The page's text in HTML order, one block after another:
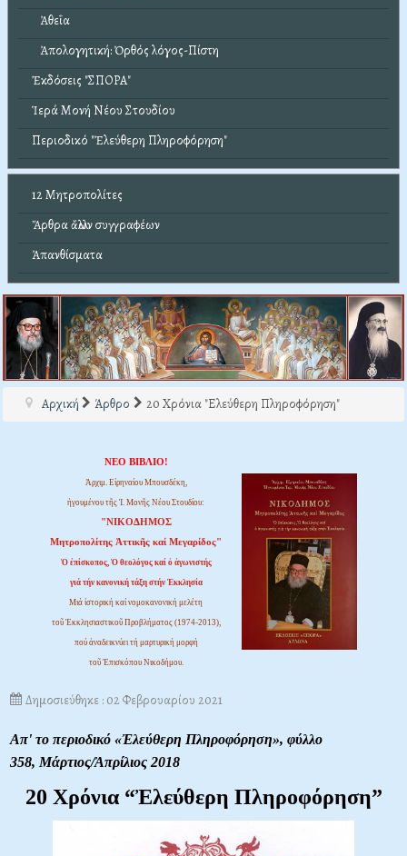
Ἀθεΐα
Ἀπολογητική: Ὀρθός λόγος-Πίστη
Ἐκδόσεις "ΣΠΟΡΑ"
Ἱερά Μονή Νέου Στουδίου
Περιοδικό "Ἐλεύθερη Πληροφόρηση"
12 Μητροπολίτες
Ἄρθρα ἄλλων συγγραφέων
Ἀπανθίσματα
Αρχική Άρθρο 20 Χρόνια "Ελεύθερη Πληροφόρηση"
ΝΕΟ ΒΙΒΛΙΟ!
Ἀρχιμ. Εἰρηναίου Μπουσδέκη,
ἡγουμένου τῆς Ἱ. Μονῆς Νέου Στουδίου:
"ΝΙΚΟΔΗΜΟΣ
Μητροπολίτης Ἀττικῆς καί Μεγαρίδος"
Ὁ ἐπίσκοπος, Ὁ θεολόγος καί ὁ ἀγωνιστής
γιά τήν κανονική τάξη στήν Ἐκκλησία
Μιά ἱστορική καί νομοκανονική μελέτη
τοῦ Ἐκκλησιαστικοῦ Προβλήματος (1974-2013),
πού ἀναδεικνύει τή μαρτυρική μορφή
τοῦ Ἐπισκόπου Νικοδήμου.
Δημοσιεύθηκε : 02 Φεβρουαρίου 2021
Απ' το περιοδικό «Ἐλεύθερη Πληροφόρηση», φύλλο
358,Μάρτιος/Ἀπρίλιος 2018
20 Χρόνια “Ἐλεύθερη Πληροφόρηση”